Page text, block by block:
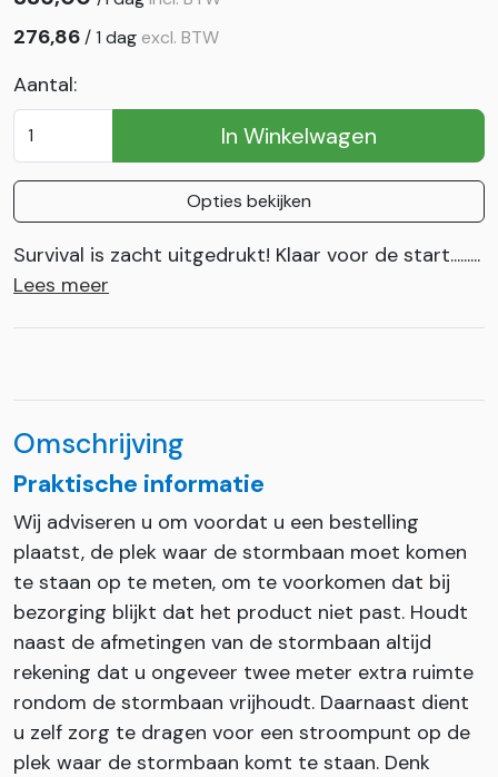
276,86/1 dag excl. BTW
Aantal:
In Winkelwagen
Opties bekijken
Survival is zacht uitgedrukt! Klaar voor de start.........
Lees meer
Omschrijving
Praktische informatie
Wij adviseren u om voordat u een bestelling
plaatst, de plek waar de stormbaan moet komen
te staan op te meten, om te voorkomen dat bij
bezorging blijkt dat het product niet past. Houdt
naast de afmetingen van de stormbaan altijd
rekening dat u ongeveer twee meter extra ruimte
rondom de stormbaan vrijhoudt. Daarnaast dient
u zelf zorg te dragen voor een stroompunt op de
plek waar de stormbaan komt te staan. Denk